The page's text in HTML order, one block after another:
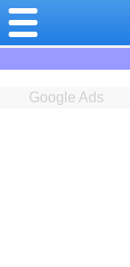
Google Ads